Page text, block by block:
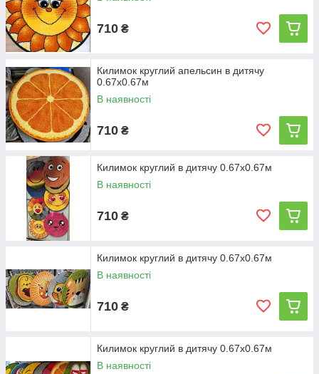
710 ₴
Килимок круглий апельсин в дитячу
0.67х0.67м
В наявності
710 ₴
Килимок круглий в дитячу 0.67х0.67м
В наявності
710 ₴
Килимок круглий в дитячу 0.67х0.67м
В наявності
710 ₴
Килимок круглий в дитячу 0.67х0.67м
В наявності